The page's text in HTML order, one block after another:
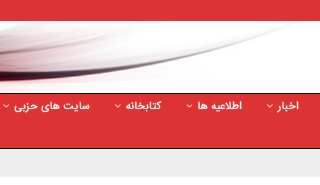
اخبار اطلاعیه ها کتابخانه سایت های حزبی